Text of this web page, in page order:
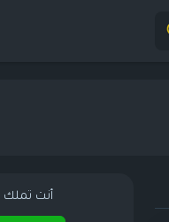
أنت تملك